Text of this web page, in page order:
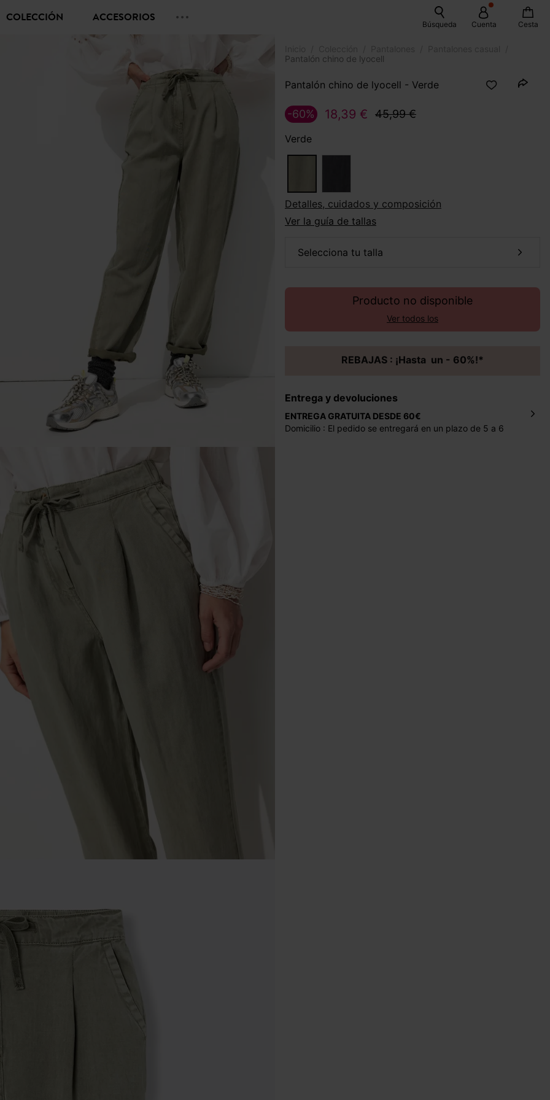
COLECCIÓN ACCESORIOS Búsqueda Cuenta Cesta
Pantalón chino de lyocell
Pantalón chino de lyocell - Verde
18,39 € 45,99 €
-60%
Verde
Detalles, cuidados y composición
Ver la guía de tallas
selecciona tu talla
Producto no disponible
Ver todos los
REBAJAS : ¡Hasta un - 60%!*
Entrega y devoluciones
ENTREGA GRATUITA DESDE 60€
Domicilio : El pedido se entregará en un plazo de 5 a 6